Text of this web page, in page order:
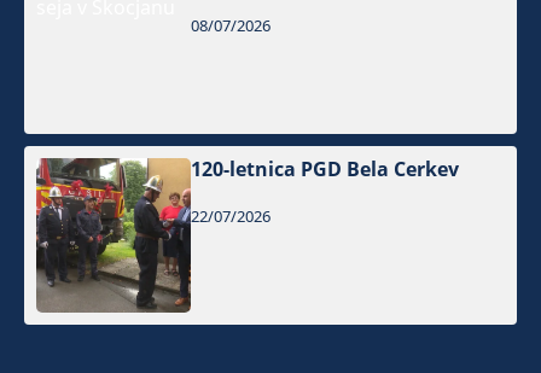
08/07/2026
120-letnica PGD Bela Cerkev
22/07/2026